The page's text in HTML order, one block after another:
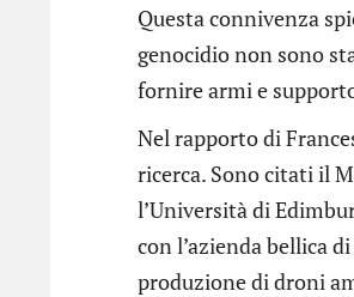
Questa connivenza
genocidio non sono
fornire armi e
Nel rapporto di
ricerca. Sono citati il
l’Università di
con l’azienda bellica
produzione di droni